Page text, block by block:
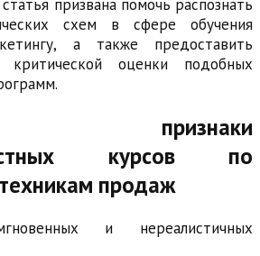
призвана помочь распознать
схем в сфере обучения
а также предоставить
оценки подобных
признаки
курсов по
продаж
и нереалистичных